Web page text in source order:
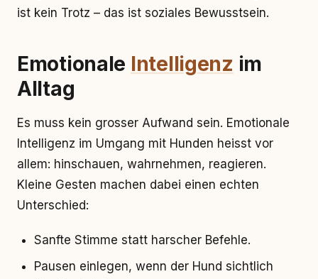
ist kein Trotz – das ist soziales Bewusstsein.
Emotionale Intelligenz im
Alltag
Es muss kein grosser Aufwand sein. Emotionale
Intelligenz im Umgang mit Hunden heisst vor
allem: hinschauen, wahrnehmen, reagieren.
Kleine Gesten machen dabei einen echten
Unterschied:
Sanfte Stimme statt harscher Befehle.
Pausen einlegen, wenn der Hund sichtlich